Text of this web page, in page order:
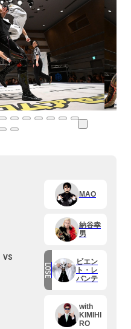
VS
MAO
納谷幸
男
LOSE
ビエン
ト・レ
バンテ
with
KIMIHI
RO